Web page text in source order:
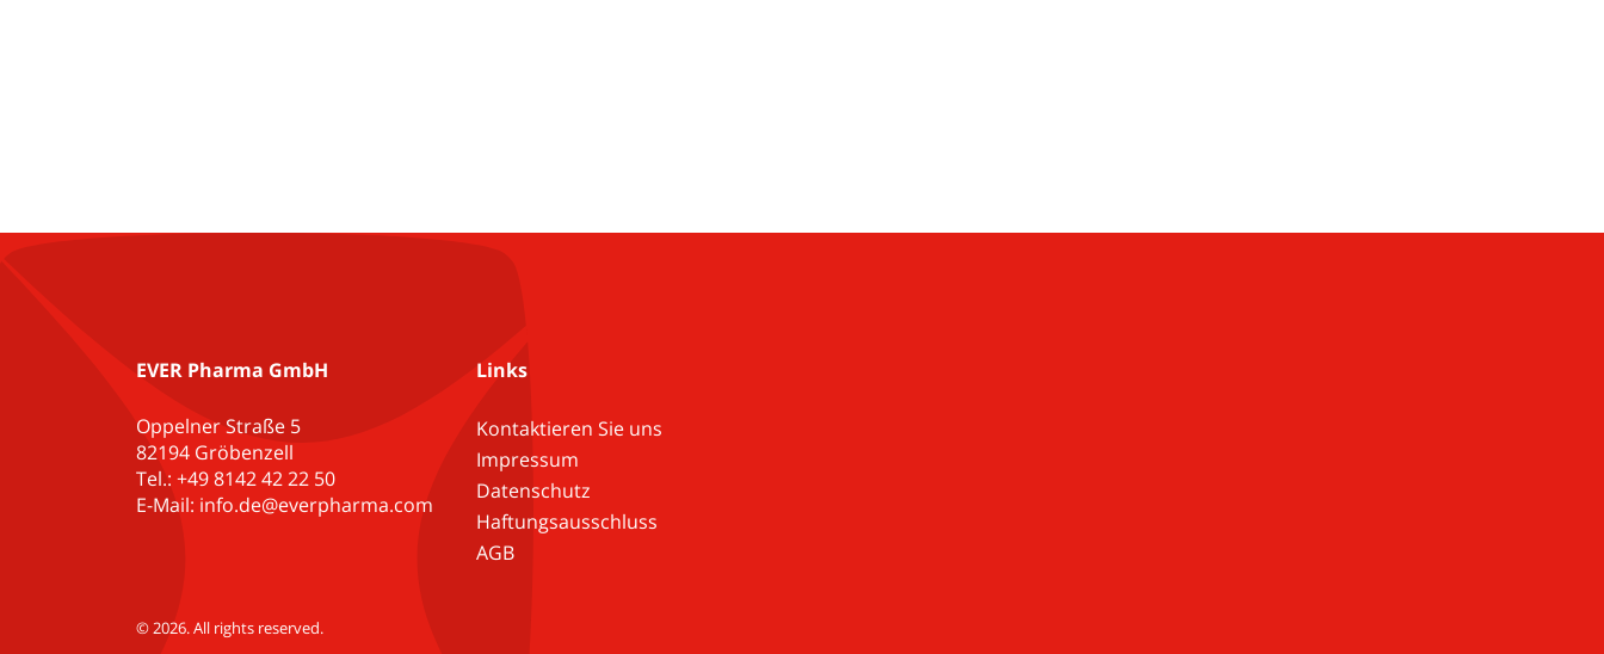
EVER Pharma GmbH
Oppelner Straße 5
82194 Gröbenzell
Tel.: +49 8142 42 22 50
E-Mail: info.de@everpharma.com
Links
Kontaktieren Sie uns
Impressum
Datenschutz
Haftungsausschluss
AGB
© 2026. All rights reserved.